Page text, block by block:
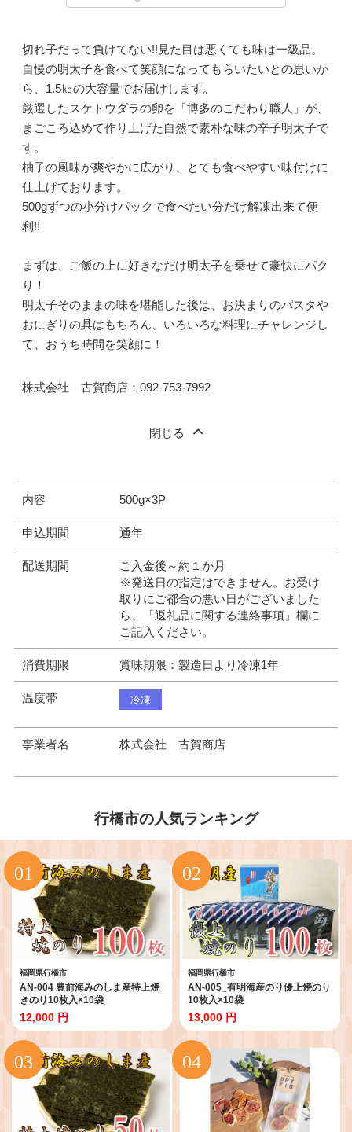
切れ子だって負けてない!!見た目は悪くても味は一級品。
自慢の明太子を食べて笑顔になってもらいたいとの思いか
ら、1.5㎏の大容量でお届けします。
厳選したスケトウダラの卵を「博多のこだわり職人」が、
まごころ込めて作り上げた自然で素朴な味の辛子明太子で
す。
柚子の風味が爽やかに広がり、とても食べやすい味付けに
仕上げております。
500gずつの小分けパックで食べたい分だけ解凍出来て便
利!!
まずは、ご飯の上に好きなだけ明太子を乗せて豪快にパク
り！
明太子そのままの味を堪能した後は、お決まりのパスタや
おにぎりの具はもちろん、いろいろな料理にチャレンジし
て、おうち時間を笑顔に！
株式会社 古賀商店：092-753-7992
閉じる
内容 500g×3P
申込期間 通年
配送期間
ご入金後～約１か月
※発送日の指定はできません。お受け
取りにご都合の悪い日がございました
ら、「返礼品に関する連絡事項」欄に
ご記入ください。
消費期限 賞味期限：製造日より冷凍1年
温度帯 冷凍
事業者名 株式会社 古賀商店
行橋市の人気ランキング
福岡県行橋市
AN-004 豊前海みのしま産特上焼
きのり10枚入×10袋
12,000 円
福岡県行橋市
AN-005_有明海産のり優上焼のり
10枚入×10袋
13,000 円